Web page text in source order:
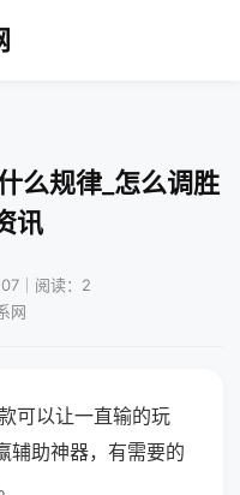
么规律_怎么调胜
讯
｜阅读：2
网
可以让一直输的玩
辅助神器，有需要的